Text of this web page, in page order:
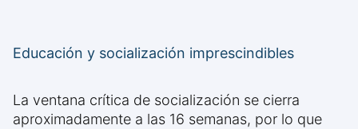
Educación y socialización imprescindibles
La ventana crítica de socialización se cierra
aproximadamente a las 16 semanas, por lo que